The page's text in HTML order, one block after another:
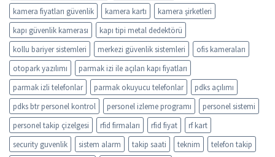
kamera fiyatları güvenlik
kamera kartı
kamera şirketleri
kapı güvenlik kamerası
kapı tipi metal dedektörü
kollu bariyer sistemleri
merkezi güvenlik sistemleri
ofis kameraları
otopark yazılımı
parmak izi ile açılan kapı fiyatları
parmak izli telefonlar
parmak okuyucu telefonlar
pdks açılımı
pdks btr personel kontrol
personel izleme programı
personel sistemi
personel takip çizelgesi
rfid firmaları rfid fiyat
rf kart
security guvenlik
sistem alarm takip saati teknim
telefon takip